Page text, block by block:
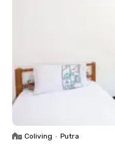
Coliving • Putra